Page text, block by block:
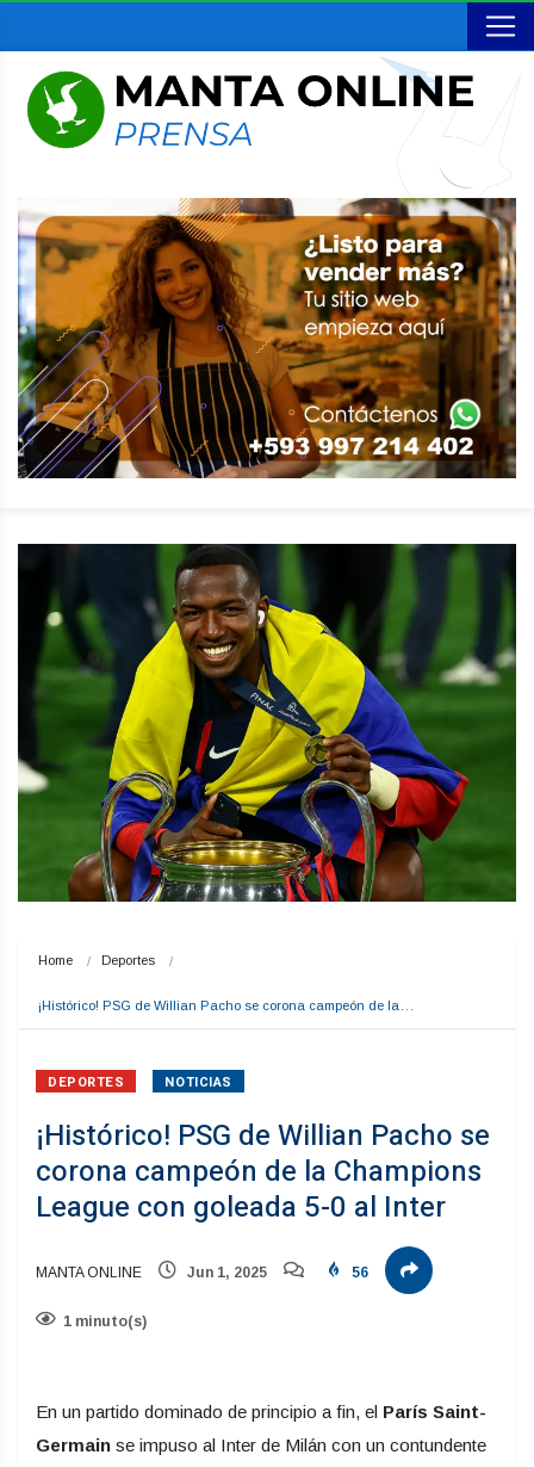
Home Deportes
¡Histórico! PSG de Willian Pacho se corona campeón de la…
DEPORTES NOTICIAS
¡Histórico! PSG de Willian Pacho se
corona campeón de la Champions
League con goleada 5-0 al Inter
MANTA ONLINE Jun 1, 2025 56
1 minuto(s)
En un partido dominado de principio a fin, el París Saint-
Germain se impuso al Inter de Milán con un contundente